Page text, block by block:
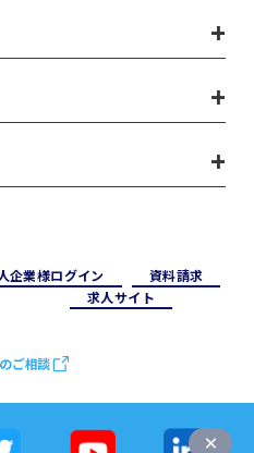
企業様ログイン
資料請求
求⼈サイト
ご相談